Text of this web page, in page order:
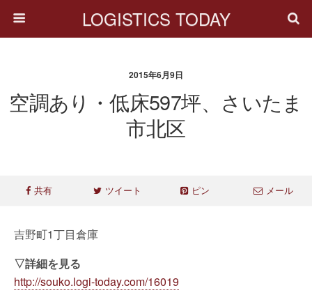
LOGISTICS TODAY
2015年6月9日
空調あり・低床597坪、さいたま
市北区
共有 ツイート ピン メール
吉野町1丁目倉庫
▽詳細を見る
http://souko.logi-today.com/16019